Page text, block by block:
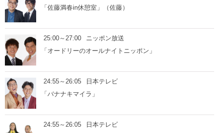
「佐藤満春in休憩室」（佐藤）
25:00～27:00
ニッポン放送
「オードリーのオールナイトニッポン」
24:55～26:05
日本テレビ
「バナナキマイラ」
24:55～26:05
日本テレビ